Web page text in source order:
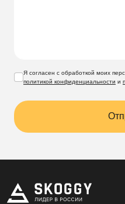
Я согласен с обработкой моих
политикой конфиденциальности и